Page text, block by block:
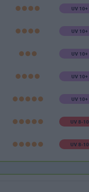
UV 10+
UV 10+
UV 10+
UV 10+
UV 10+
UV 8-10
UV 8-10